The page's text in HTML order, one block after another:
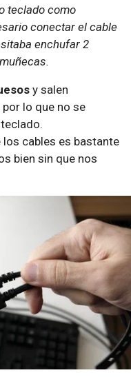
teclado como
conectar el cable
enchufar 2
y salen
lo que no se
cables es bastante
bien sin que nos